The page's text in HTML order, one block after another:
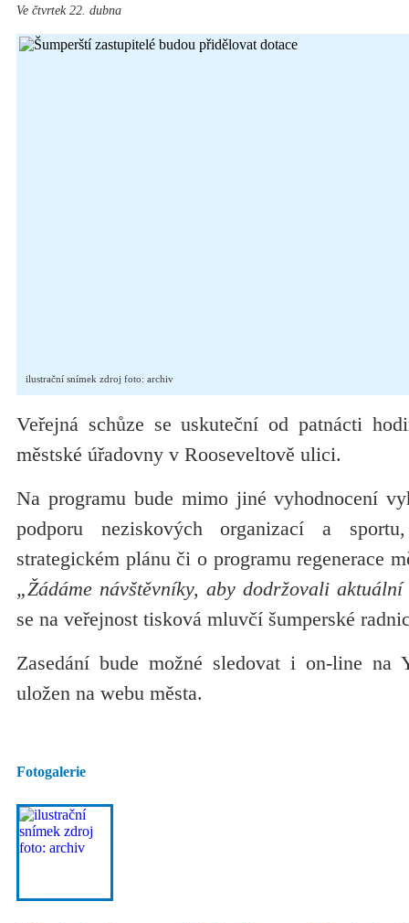
Ve čtvrtek 22. dubna
ilustrační snímek zdroj foto: archiv
Veřejná schůze se uskuteční od patnácti
městské úřadovny v Rooseveltově ulici.
Na programu bude mimo jiné vyhodnocení
podporu neziskových organizací a
strategickém plánu či o programu regenerace
„Žádáme návštěvníky, aby dodržovali
se na veřejnost tisková mluvčí šumperské
Zasedání bude možné sledovat i on-line na
uložen na webu města.
Fotogalerie